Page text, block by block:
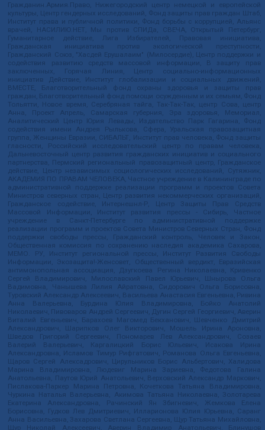
Гражданин.Армия.Право, Нижегородский центр немецкой и европейской
культуры, Центр гендерных исследований, Фонд защиты прав граждан Штаб,
Институт права и публичной политики, Фонд борьбы с коррупцией, Альянс
врачей, НАСИЛИЮ.НЕТ, Мы против СПИДа, СВЕЧА, Открытый Петербург,
Гуманитарное действие, Лига Избирателей, Правовая инициатива,
Гражданская инициатива против экологической преступности,
Гражданский Союз, "Хасдей Ерушалаим" (Милосердие), Центр поддержки и
содействия развитию средств массовой информации, В защиту прав
заключенных, Горячая Линия, Центр социально-информационных
инициатив Действие, Институт глобализации и социальных движений,
ВМЕСТЕ, Благотворительный фонд охраны здоровья и защиты прав
граждан, Благотворительный фонд помощи осужденным и их семьям, Фонд
Тольятти, Новое время, Серебряная тайга, Так-Так-Так, центр Сова, центр
Анна, Проект Апрель, Самарская губерния, Эра здоровья, Мемориал,
Аналитический Центр Юрия Левады, Издательство Парк Гагарина, Фонд
содействия имени Андрея Рылькова, Сфера, Уральская правозащитная
группа, Женщины Евразии, СИБАЛЬТ, Институт прав человека, Фонд защиты
гласности, Российский исследовательский центр по правам человека,
Дальневосточный центр развития гражданских инициатив и социального
партнерства, Пермский региональный правозащитный центр, Гражданское
действие, Центр независимых социологических исследований, Сутяжник,
АКАДЕМИЯ ПО ПРАВАМ ЧЕЛОВЕКА, Частное учреждение в Калининграде по
административной поддержке реализации программ и проектов Совета
Министров северных стран, Центр развития некоммерческих организаций,
Гражданское содействие, Интернешнл-Р, Центр Защиты Прав Средств
Массовой Информации, Институт развития прессы - Сибирь, Частное
учреждение в Санкт-Петербурге по административной поддержке
реализации программ и проектов Совета Министров Северных Стран, Фонд
поддержки свободы прессы, Гражданский контроль, Человек и Закон,
Общественная комиссия по сохранению наследия академика Сахарова,
МЕМО. РУ, Институт региональной прессы, Институт Развития Свободы
Информации, Экозащита!-Женсовет, Общественный вердикт, Евразийская
антимонопольная ассоциация, Дзугкоева Регина Николаевна, Кривенко
Сергей Владимирович, Милославский Павел Юрьевич, Шнырова Ольга
Вадимовна, Чанышева Лилия Айратовна, Сидорович Ольга Борисовна,
Туровский Александр Алексеевич, Васильева Анастасия Евгеньевна, Ривина
Анна Валерьевна, Бурдина Юлия Владимировна, Бойко Анатолий
Николаевич, Пивоваров Андрей Сергеевич, Дугин Сергей Георгиевич, Аверин
Виталий Евгеньевич, Барахоев Магомед Бекханович, Шевченко Дмитрий
Александрович, Шарипков Олег Викторович, Мошель Ирина Ароновна,
Шведов Григорий Сергеевич, Пономарев Лев Александрович, Созаев
Валерий Валерьевич, Каргалицкий Борис Юльевич, Исакова Ирина
Александровна, Исламов Тимур Рифгатович, Романова Ольга Евгеньевна,
Щаров Сергей Алексадрович, Цирульников Борис Альбертович, Халидова
Марина Владимировна, Людевиг Марина Зариевна, Федотова Галина
Анатольевна, Паутов Юрий Анатольевич, Верховский Александр Маркович,
Пислакова-Паркер Марина Петровна, Кочеткова Татьяна Владимировна,
Чуркина Наталья Валерьевна, Акимова Татьяна Николаевна, Золотарева
Екатерина Александровна, Рачинский Ян Збигневич, Жемкова Елена
Борисовна, Гудков Лев Дмитриевич, Илларионова Юлия Юрьевна, Саранг
Анна Васильевна, Захарова Светлана Сергеевна, Щур Татьяна Михайловна,
Щур Николай Алексеевич, Аверин Владимир Анатольевич, Блинушов